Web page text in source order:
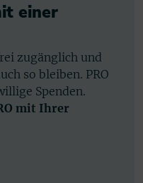
einer
zugänglich und
so bleiben. PRO
Spenden.
mit Ihrer